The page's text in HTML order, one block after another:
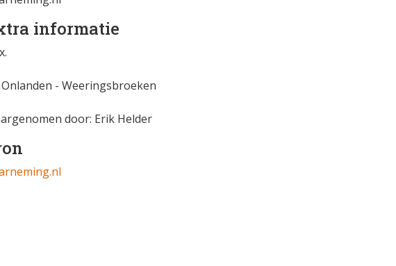
informatie
Onlanden - Weeringsbroeken
door: Erik Helder